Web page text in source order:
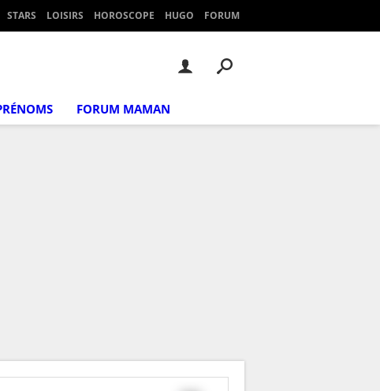
STARS LOISIRS HOROSCOPE HUGO FORUM
FORUM MAMAN